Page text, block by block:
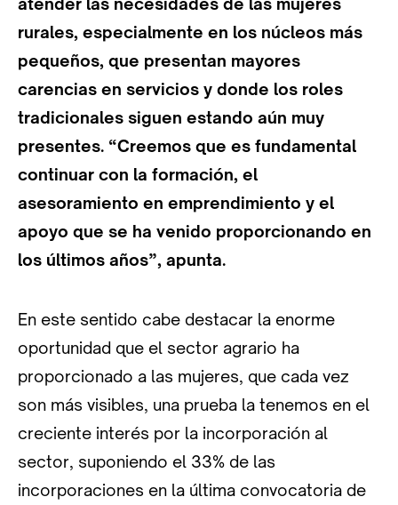
rurales, especialmente en los núcleos más
pequeños, que presentan mayores
carencias en servicios y donde los roles
tradicionales siguen estando aún muy
presentes. “Creemos que es fundamental
continuar con la formación, el
asesoramiento en emprendimiento y el
apoyo que se ha venido proporcionando en
los últimos años”, apunta.
En este sentido cabe destacar la enorme
oportunidad que el sector agrario ha
proporcionado a las mujeres, que cada vez
son más visibles, una prueba la tenemos en el
creciente interés por la incorporación al
sector, suponiendo el 33% de las
incorporaciones en la última convocatoria de